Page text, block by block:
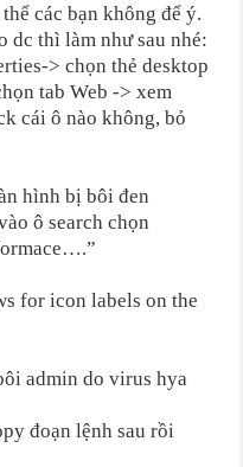
các bạn không để ý.
dc thì làm như sau nhé:
> chọn thẻ desktop
tab Web -> xem
cái ô nào không, bỏ
hình bị bôi đen
ô search chọn
for icon labels on the
admin do virus hya
đoạn lệnh sau rồi